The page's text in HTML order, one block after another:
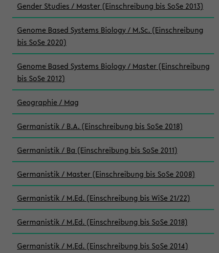
Gender Studies / Master (Einschreibung bis SoSe 2013)
Genome Based Systems Biology / M.Sc. (Einschreibung
bis SoSe 2020)
Genome Based Systems Biology / Master (Einschreibung
bis SoSe 2012)
Geographie / Mag
Germanistik / B.A. (Einschreibung bis SoSe 2018)
Germanistik / Ba (Einschreibung bis SoSe 2011)
Germanistik / Master (Einschreibung bis SoSe 2008)
Germanistik / M.Ed. (Einschreibung bis WiSe 21/22)
Germanistik / M.Ed. (Einschreibung bis SoSe 2018)
Germanistik / M.Ed. (Einschreibung bis SoSe 2014)